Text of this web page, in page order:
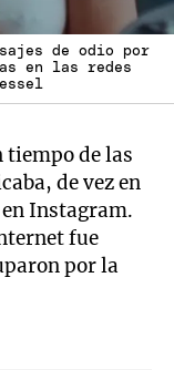
de odio por
en las redes
tiempo de las
de vez en
Instagram.
fue
por la